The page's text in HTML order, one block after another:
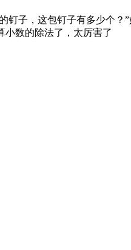
钉子，这包钉子有多少个
小数的除法了，太厉害了